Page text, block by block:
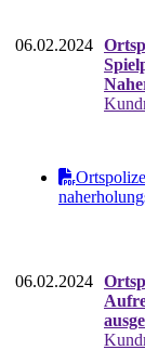
06.02.2024
06.02.2024